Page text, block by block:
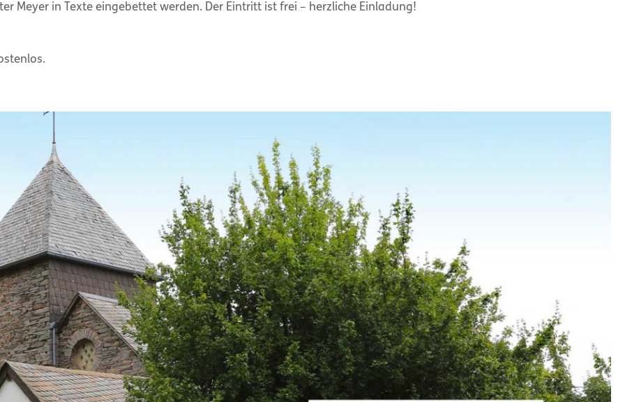
Meyer in Texte eingebettet werden. Der Eintritt ist frei – herzliche Einladung!